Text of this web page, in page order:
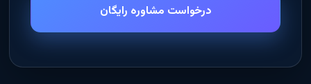
درخواست مشاوره رایگان